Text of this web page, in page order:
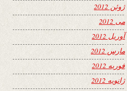
ژوئن 2012
می 2012
آوریل 2012
مارس 2012
فوریه 2012
ژانویه 2012